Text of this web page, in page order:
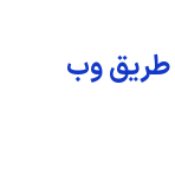
طریق وب